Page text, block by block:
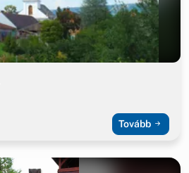
Tovább